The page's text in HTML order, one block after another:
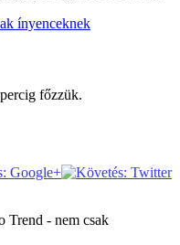
főzzük.
Trend - nem csak